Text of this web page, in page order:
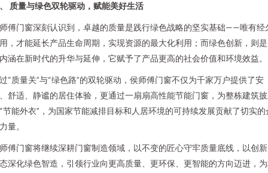
质量与绿色双轮驱动，赋能美好生活
傅门窗深刻认识到，卓越的质量是践行绿色战略的坚实基础——唯有经
，才能延长产品生命周期，实现资源的最大化利用；而绿色创新，则
涵在新时代的升华与延伸，它赋予了产品更高的社会价值和环境效益。
“质量关”与“绿色路”的双轮驱动，侯师傅门窗不仅为千家万户提供了安
舒适、静谧的居住体验，更通过一扇扇高性能节能门窗，为整栋建筑
节能外衣”，为国家节能减排目标和人居环境的可持续发展贡献了切实的
量。
傅门窗将继续深耕门窗制造领域，以不变的匠心守牢质量底线，以创
深化绿色智造，引领行业向更高质量、更环保、更智能的方向迈进，